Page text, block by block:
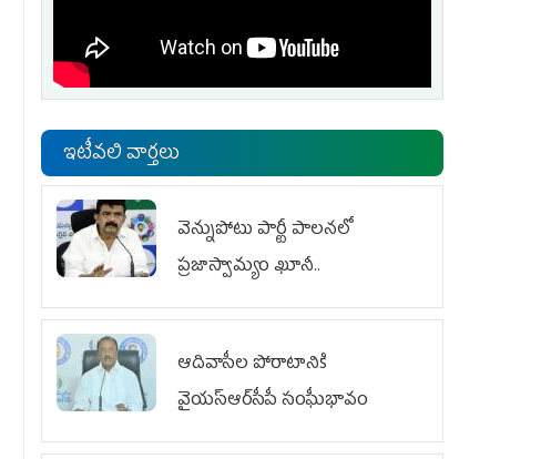
ఇటీవలి వార్తలు
వెన్నుపోటు పార్టీ పాలనలో
ప్రజాస్వామ్యం ఖూనీ..
ఆదివాసీల పోరాటానికి
వైయ‌స్ఆర్‌సీపీ సంఘీభావం